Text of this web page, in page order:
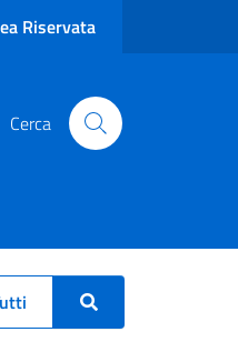
tab)
- new tab)
Riservata
Cerca